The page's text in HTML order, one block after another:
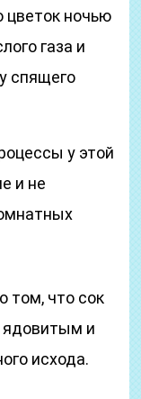
цветок ночью
газа и
спящего
у этой
и не
том, что сок
и
исхода.